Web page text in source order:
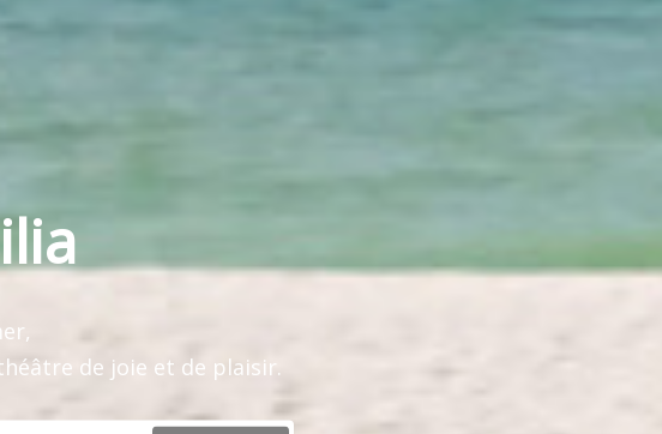
de joie et de plaisir.